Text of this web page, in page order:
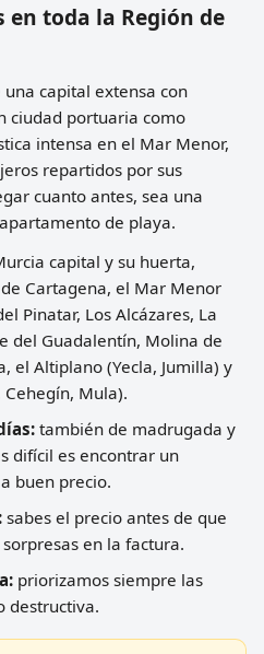
en toda la Región de
capital extensa con
ciudad portuaria como
intensa en el Mar Menor,
repartidos por sus
cuanto antes, sea una
de playa.
capital y su huerta,
Cartagena, el Mar Menor
Pinatar, Los Alcázares, La
del Guadalentín, Molina de
el Altiplano (Yecla, Jumilla) y
Mula).
también de madrugada y
difícil es encontrar un
buen precio.
sabes el precio antes de que
en la factura.
priorizamos siempre las
destructiva.